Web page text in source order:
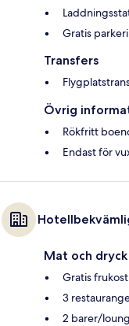
Gratis
Transfers
Övrig
Rökfritt
Endast för
Mat och dryck
Gratis
3
2 barer/